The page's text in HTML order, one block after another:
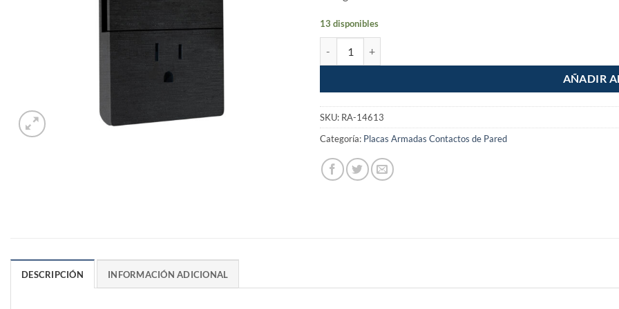
13 disponibles
AÑADIR
SKU: RA-14613
Categoría: Placas Armadas Contactos de Pared
DESCRIPCIÓN INFORMACIÓN ADICIONAL